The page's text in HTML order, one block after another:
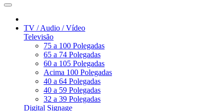
TV / Audio / Vídeo
Televisão
75 a 100 Polegadas
65 a 74 Polegadas
60 a 105 Polegadas
Acima 100 Polegadas
40 a 64 Polegadas
40 a 59 Polegadas
32 a 39 Polegadas
Digital Signage